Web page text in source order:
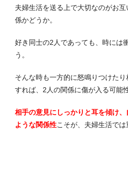
夫婦生活を送る上で大切なのがお
係かどうか。
好き同士の2人であっても、時には
う。
そんな時も一方的に怒鳴りつけた
すれば、2人の関係に傷が入る可能
相手の意見にしっかりと耳を傾け
ような関係性こそが、夫婦生活では